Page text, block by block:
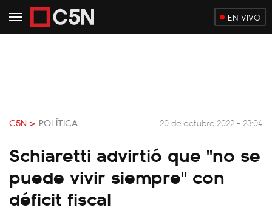
EN VIVO
C5N > POLÍTICA 20 de octubre 2022 - 23:04
Schiaretti advirtió que "no se
puede vivir siempre" con
déficit fiscal